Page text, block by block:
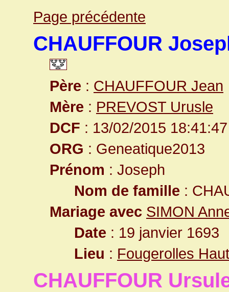
Page précédente
CHAUFFOUR
Père : CHAUFFOUR Jean
Mère : PREVOST Urusle
DCF : 13/02/2015 18:41:47
ORG : Geneatique2013
Prénom : Joseph
Nom de famille :
Mariage avec SIMON
Date : 19 janvier 1693
Lieu : Fougerolles
CHAUFFOUR